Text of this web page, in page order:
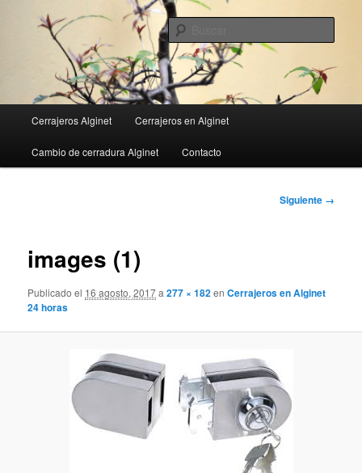
principal
Cerrajeros Alginet Cerrajeros en Alginet
Cambio de cerradura Alginet Contacto
Navegador
Siguiente →
images (1)
Publicado el 16 agosto, 2017a277 × 182enCerrajeros en Alginet
24 horas